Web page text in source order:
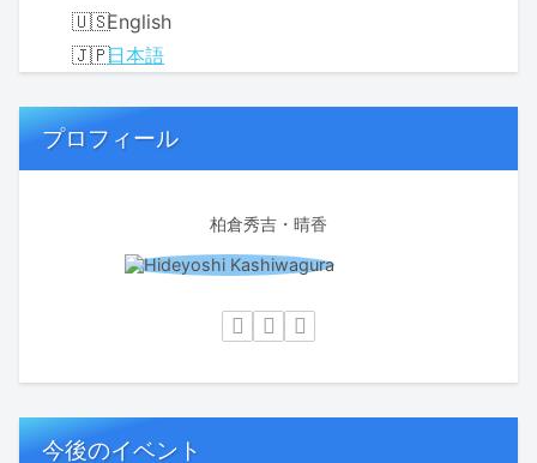
English
日本語
プロフィール
柏倉秀吉・晴香
今後のイベント